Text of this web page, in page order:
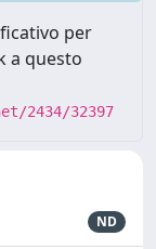
per
a questo
2434/32397
ND